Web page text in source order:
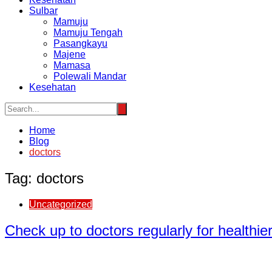
Sulbar
Mamuju
Mamuju Tengah
Pasangkayu
Majene
Mamasa
Polewali Mandar
Kesehatan
Home
Blog
doctors
Tag: doctors
Uncategorized
Check up to doctors regularly for